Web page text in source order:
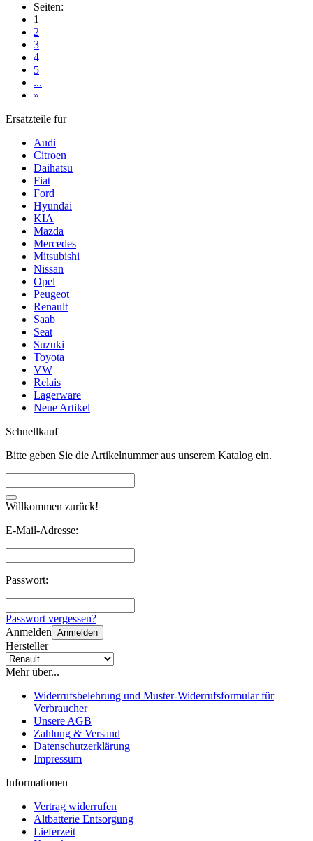
Seiten:
1
2
3
4
5
...
»
Ersatzteile für
Audi
Citroen
Daihatsu
Fiat
Ford
Hyundai
KIA
Mazda
Mercedes
Mitsubishi
Nissan
Opel
Peugeot
Renault
Saab
Seat
Suzuki
Toyota
VW
Relais
Lagerware
Neue Artikel
Schnellkauf
Bitte geben Sie die Artikelnummer aus unserem Katalog ein.
Willkommen zurück!
E-Mail-Adresse:
Passwort:
Passwort vergessen?
Anmelden Anmelden
Hersteller
Mehr über...
Widerrufsbelehrung und Muster-Widerrufsformular für
Verbraucher
Unsere AGB
Zahlung & Versand
Datenschutzerklärung
Impressum
Informationen
Vertrag widerrufen
Altbatterie Entsorgung
Lieferzeit